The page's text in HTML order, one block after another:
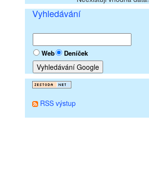
Vyhledávání
Web Deníček
RSS výstup